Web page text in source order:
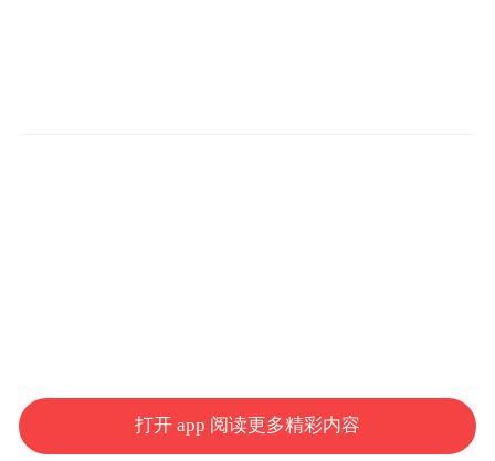
旨报告，中国交通运输协会通用航空低空经
济智库专家、企业家代表就新质生产力与低
打开 app 阅读更多精彩内容